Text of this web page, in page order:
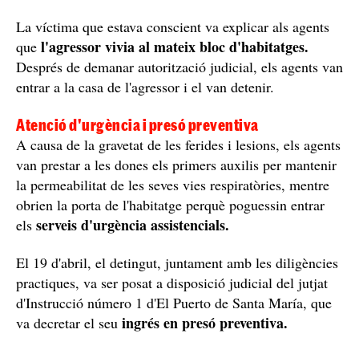
La víctima que estava conscient va explicar als agents
que l'agressor vivia al mateix bloc d'habitatges.
Després de demanar autorització judicial, els agents van
entrar a la casa de l'agressor i el van detenir.
Atenció d'urgència i presó preventiva
A causa de la gravetat de les ferides i lesions, els agents
van prestar a les dones els primers auxilis per mantenir
la permeabilitat de les seves vies respiratòries, mentre
obrien la porta de l'habitatge perquè poguessin entrar
els serveis d'urgència assistencials.
El 19 d'abril, el detingut, juntament amb les diligències
practiques, va ser posat a disposició judicial del jutjat
d'Instrucció número 1 d'El Puerto de Santa María, que
va decretar el seu ingrés en presó preventiva.